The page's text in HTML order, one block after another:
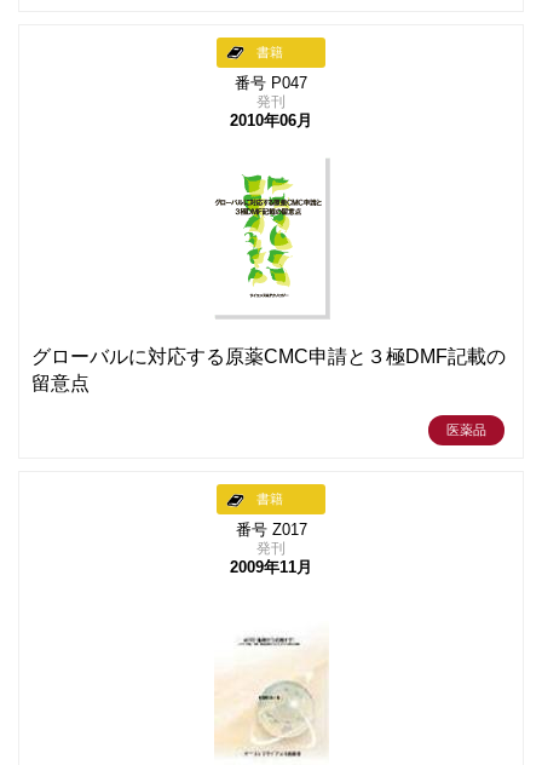
書籍
番号 P047
発刊
2010年06月
グローバルに対応する原薬CMC申請と３極DMF記載の
留意点
医薬品
書籍
番号 Z017
発刊
2009年11月